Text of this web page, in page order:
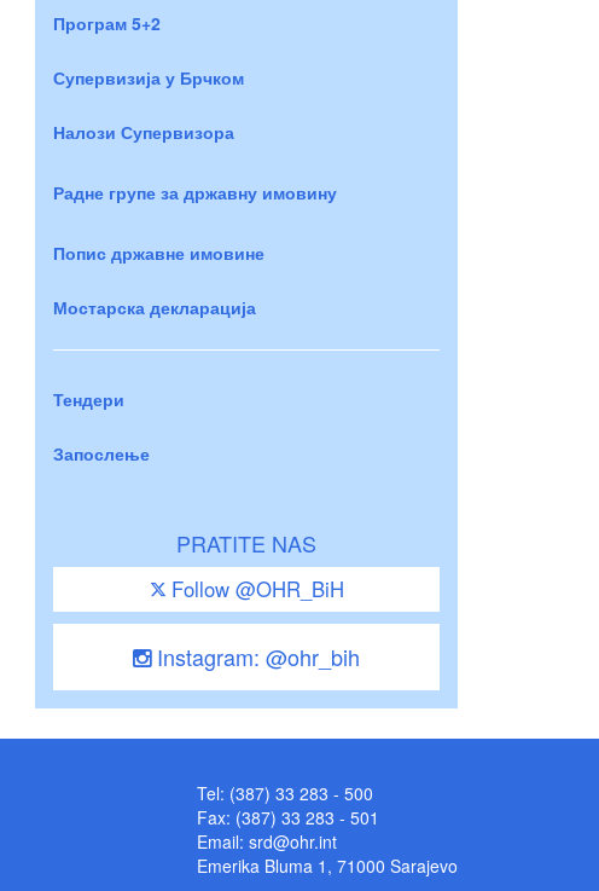
Програм 5+2
Супервизија у Брчком
Налози Супервизора
Радне групе за државну имовину
Попис државне имовине
Мостарска декларација
Тендери
Запослење
PRATITE NAS
Follow @OHR_BiH
Instagram: @ohr_bih
Tel: (387) 33 283 - 500
Fax: (387) 33 283 - 501
Email: srd@ohr.int
Emerika Bluma 1, 71000 Sarajevo